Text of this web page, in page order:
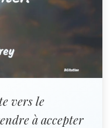
vers le
à accepter